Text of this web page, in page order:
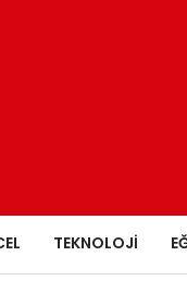
TEKNOLOJI